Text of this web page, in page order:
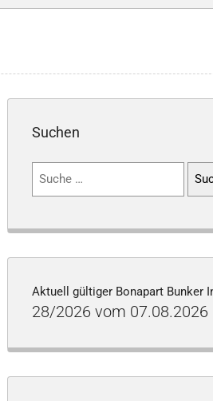
Suchen
Suchen
Aktuell gültiger Bonapart Bunker
28/2026 vom 07.08.2026